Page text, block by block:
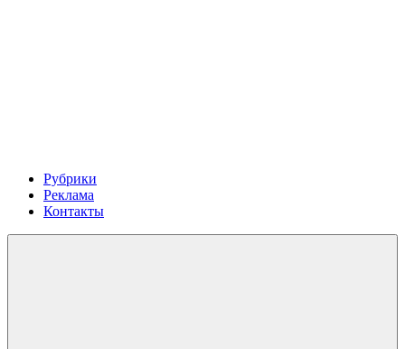
Рубрики
Реклама
Контакты